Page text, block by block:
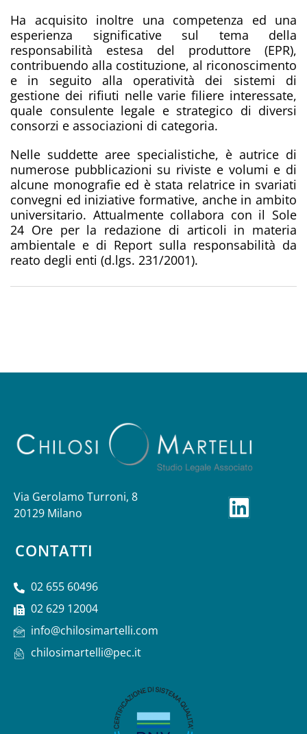
Ha acquisito inoltre una competenza ed una
esperienza significative sul tema della
responsabilità estesa del produttore (EPR),
contribuendo alla costituzione, al riconoscimento
e in seguito alla operatività dei sistemi di
gestione dei rifiuti nelle varie filiere interessate,
quale consulente legale e strategico di diversi
consorzi e associazioni di categoria.
Nelle suddette aree specialistiche, è autrice di
numerose pubblicazioni su riviste e volumi e di
alcune monografie ed è stata relatrice in svariati
convegni ed iniziative formative, anche in ambito
universitario. Attualmente collabora con il Sole
24 Ore per la redazione di articoli in materia
ambientale e di Report sulla responsabilità da
reato degli enti (d.lgs. 231/2001).
Via Gerolamo Turroni, 8
20129 Milano
CONTATTI
02 655 60496
02 629 12004
info@chilosimartelli.com
chilosimartelli@pec.it